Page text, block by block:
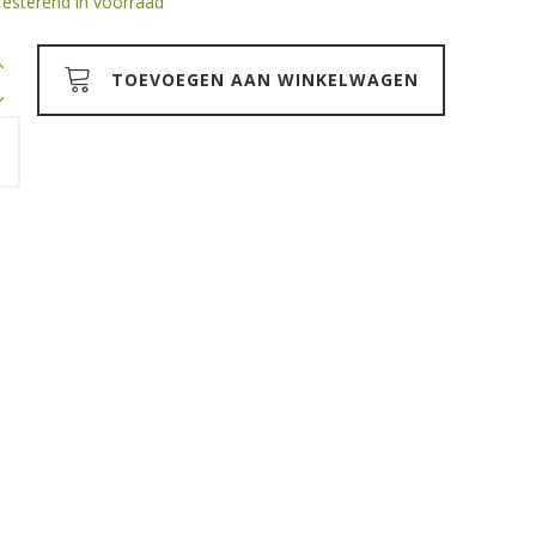
TOEVOEGEN AAN WINKELWAGEN